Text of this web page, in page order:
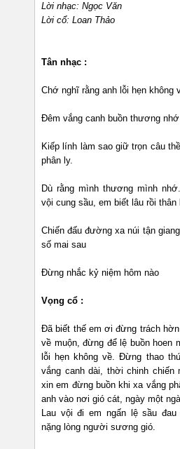
Lời nhạc: Ngọc Văn
Lời cổ: Loan Thảo
Tân nhạc :
Chớ nghĩ rằng anh lỗi hẹn không
Đêm vắng canh buồn thương
Kiếp lính làm sao giữ trọn câu
phân ly.
Dù rằng mình thương mình
vội cung sầu, em biết lâu rồi thân
Chiến đấu đường xa núi tận
số mai sau
Đừng nhắc kỷ niệm hôm nào
Vọng cổ :
Đã biết thế em ơi đừng trách
về muộn, đừng để lệ buồn hoen
lỗi hẹn không về. Đừng thao
vắng canh dài, thời chinh chiến
xin em đừng buồn khi xa vắng
anh vào nơi gió cát, ngày một
Lau vội đi em ngấn lệ sầu
nặng lòng người sương gió.